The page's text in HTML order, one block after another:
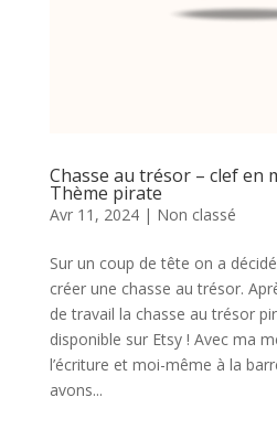
Chasse au trésor – clef en
Thème pirate
Avr 11, 2024| Non classé
Sur un coup de tête on a
créer une chasse au trésor.
de travail la chasse au trésor
disponible sur Etsy ! Avec ma
l’écriture et moi-même à la
avons...